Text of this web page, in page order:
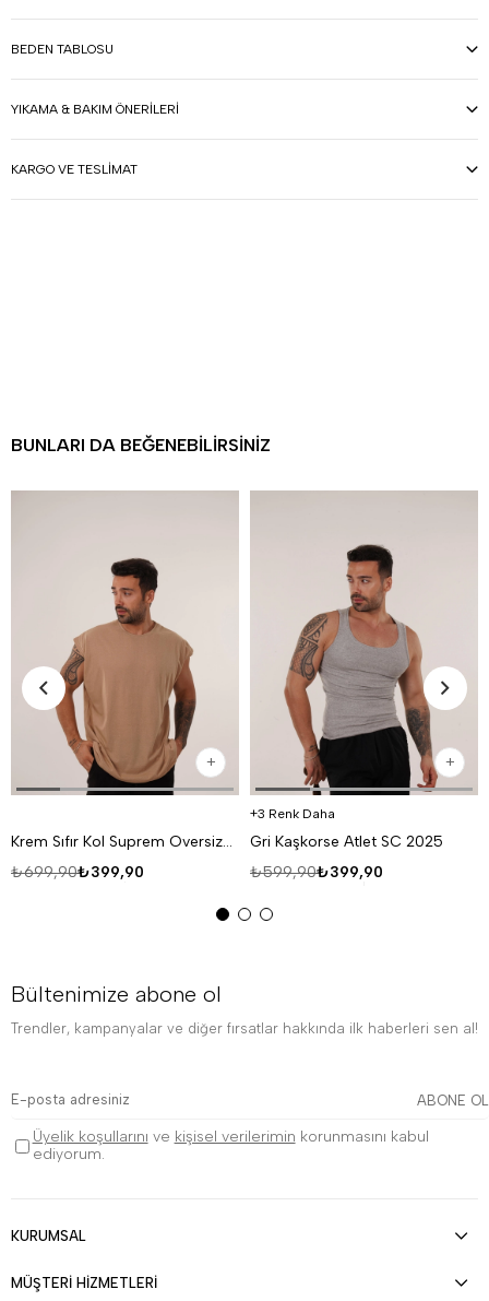
BEDEN TABLOSU
YIKAMA & BAKIM ÖNERILERI
KARGO VE TESLIMAT
BUNLARI DA BEĞENEBILIRSINIZ
Krem Sıfır Kol Suprem Oversize Atlet
₺399,90
₺699,90
3 Renk Daha
Gri Kaşkorse Atlet SC 2025
₺399,90
₺599,90
Bültenimize abone ol
Trendler, kampanyalar ve diğer fırsatlar hakkında ilk haberleri sen al!
ABONE OL
Üyelik koşullarını ve kişisel verilerimin korunmasını kabul
ediyorum.
KURUMSAL
MÜŞTERİ HİZMETLERİ